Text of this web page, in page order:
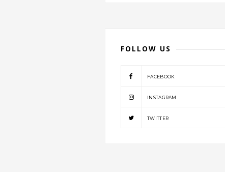
FOLLOW US
FACEBOOK
INSTAGRAM
TWITTER